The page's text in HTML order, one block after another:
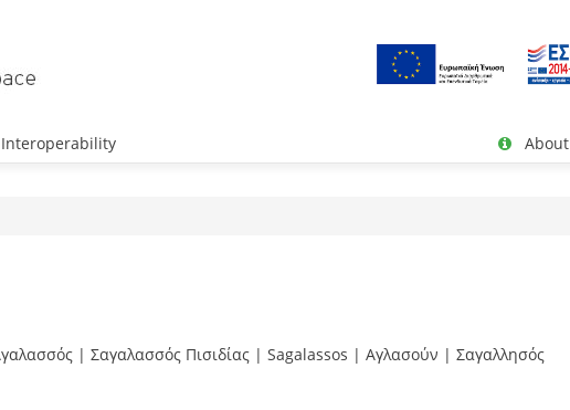
Interoperability About
| Σαγαλασσός Πισιδίας | Sagalassos | Αγλασούν | Σαγαλλησός